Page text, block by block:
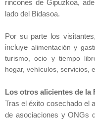
rincones de Gipuzkoa,
lado del Bidasoa.
Por su parte los
incluye alimentación y
turismo, ocio y tiempo
hogar, vehículos, servicios,
Los otros alicientes de la
Tras el éxito cosechado el
de asociaciones y ONGs